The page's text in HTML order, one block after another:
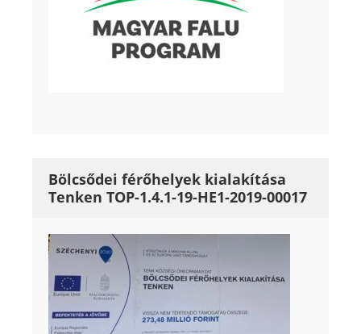
Bölcsődei férőhelyek kialakítása
Tenken TOP-1.4.1-19-HE1-2019-00017